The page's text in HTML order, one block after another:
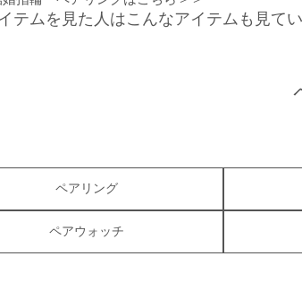
テムを見た人はこんなアイテムも見て
ペアリング
ペアウォッチ